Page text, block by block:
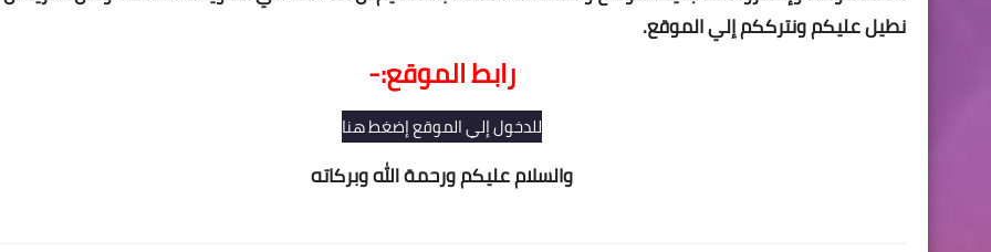
نطيل عليكم ونترككم إلي الموقع.
رابط الموقع:-
للدخول إلي الموقع إضغط هنا
والسلام عليكم ورحمة الله وبركاته